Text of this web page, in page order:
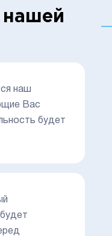
нашей
наш
Вас
будет